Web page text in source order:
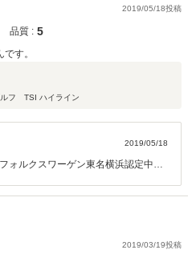
2019/05/18投稿
品質 : 5
す。
フ TSI ハイライン
2019/05/18
ォルクスワーゲン東名横浜認定中古
手伝いをさせていただきますので、
ます。
2019/03/19投稿